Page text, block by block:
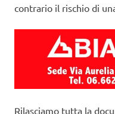
contrario il rischio di
Rilasciamo tutta la